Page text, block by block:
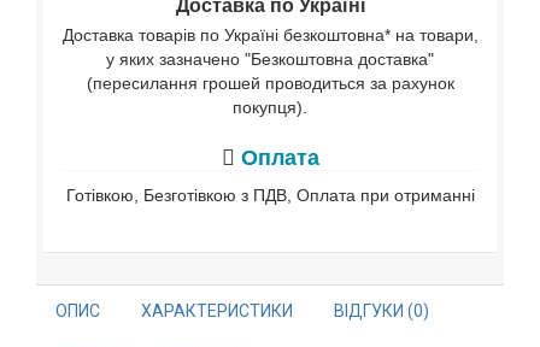
Доставка по Україні
Доставка товарів по Україні безкоштовна* на товари,
у яких зазначено "Безкоштовна доставка"
(пересилання грошей проводиться за рахунок
покупця).
Оплата
Готівкою, Безготівкою з ПДВ, Оплата при отриманні
ОПИС ХАРАКТЕРИСТИКИ ВІДГУКИ (0)